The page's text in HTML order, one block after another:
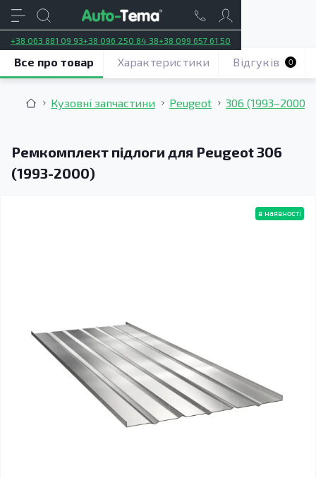
+38 063 881 09 93+38 096 250 84 38+38 099 657 61 50
Кузовні запчастини Peugeot 306 (1993–2000)
Ремкомплект підлоги для Peugeot 306
(1993-2000)
Все про товар Характеристики Відгуків 0
в наявності